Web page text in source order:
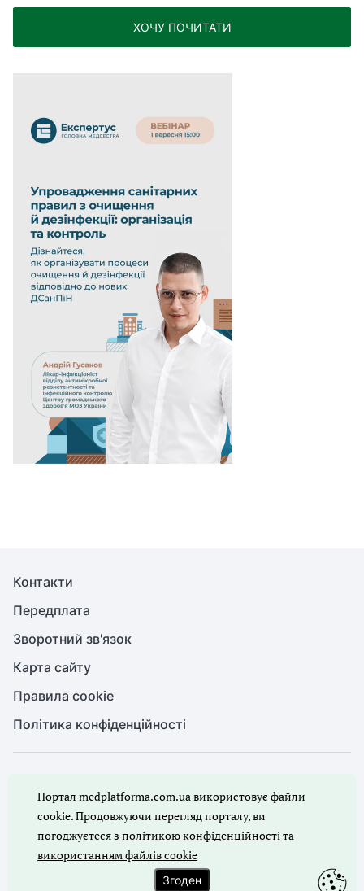
ХОЧУ ПОЧИТАТИ
Контакти
Передплата
Зворотний зв'язок
Карта сайту
Правила cookie
Політика конфіденційності
Повне або часткове копіювання будь-яких матеріалів порталу,
цитування, публікація їх анотованих оглядів допускаються лише
з письмового дозволу редакції порталу.
Ми в соцмережах
Портал medplatforma.com.ua використовує файли
cookie. Продовжуючи перегляд порталу, ви
погоджуєтеся зполітикою конфіденційностіта
використанням файлів cookie
Згоден